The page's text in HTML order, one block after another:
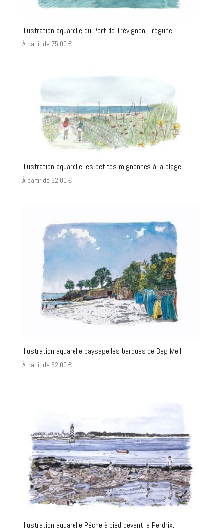
Illustration aquarelle du Port de Trévignon, Trégunc
À partir de 75,00 €
Illustration aquarelle les petites mignonnes à la plage
À partir de 62,00 €
Illustration aquarelle paysage les barques de Beg Meil
À partir de 62,00 €
Illustration aquarelle Pêche à pied devant la Perdrix,